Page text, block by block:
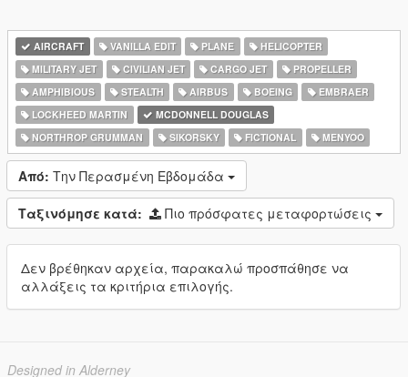
AIRCRAFT VANILLA EDIT PLANE
HELICOPTER
MILITARY JET
CIVILIAN JET CARGO JET
PROPELLER
AMPHIBIOUS
STEALTH AIRBUS BOEING
EMBRAER
LOCKHEED MARTIN
MCDONNELL DOUGLAS
NORTHROP GRUMMAN
SIKORSKY FICTIONAL MENYOO
Από: Την Περασμένη Εβδομάδα
Ταξινόμησε κατά: Πιο πρόσφατες μεταφορτώσεις
Δεν βρέθηκαν αρχεία, παρακαλώ προσπάθησε να
αλλάξεις τα κριτήρια επιλογής.
Designed in Alderney